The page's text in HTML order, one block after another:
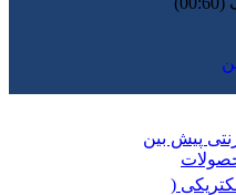
پیش بین
(